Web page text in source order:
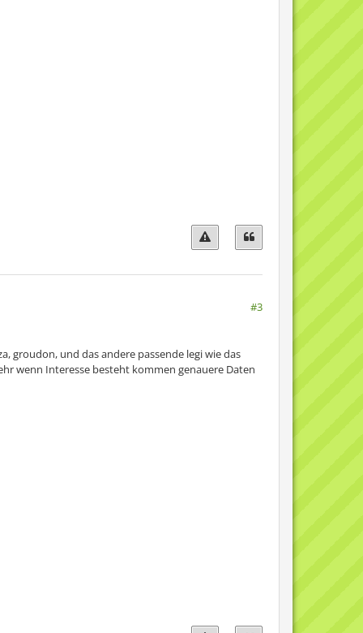
#3
groudon, und das andere passende legi wie das
wenn Interesse besteht kommen genauere Daten